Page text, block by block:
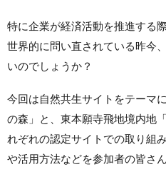
特に企業が経済活動を推進する
世界的に問い直されている昨今
いのでしょうか？
今回は自然共生サイトをテーマ
の森」と、東本願寺飛地境内地
れぞれの認定サイトでの取り組
や活用方法などを参加者の皆さ